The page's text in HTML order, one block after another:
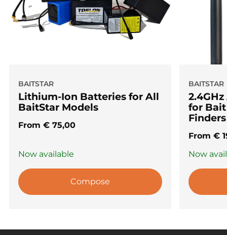
BAITSTAR
Lithium-Ion Batteries for All
BaitStar Models
From € 75,00
Now available
Compose
BAITSTAR
for
Finders
From €
Now